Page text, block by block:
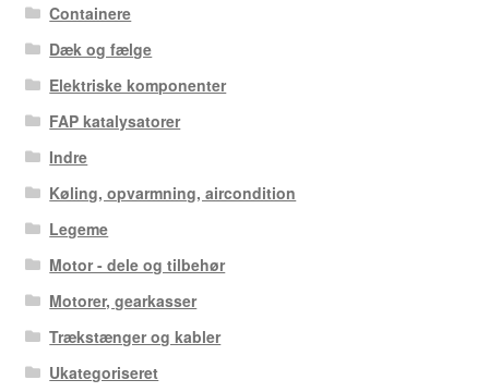
Containere
Dæk og fælge
Elektriske komponenter
FAP katalysatorer
Indre
Køling, opvarmning, aircondition
Legeme
Motor - dele og tilbehør
Motorer, gearkasser
Trækstænger og kabler
Ukategoriseret